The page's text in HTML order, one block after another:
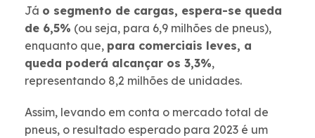
Já o segmento de cargas, espera-se queda
de 6,5% (ou seja, para 6,9 milhões de pneus),
enquanto que, para comerciais leves, a
queda poderá alcançar os 3,3%,
representando 8,2 milhões de unidades.
Assim, levando em conta o mercado total de
pneus, o resultado esperado para 2023 é um